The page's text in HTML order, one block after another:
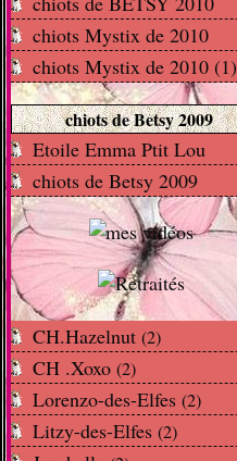
chiots Mystix de 2010
chiots Mystix de 2010 (1)
chiots de Betsy 2009
Etoile Emma Ptit Lou
chiots de Betsy 2009
CH.Hazelnut (2)
CH .Xoxo (2)
Lorenzo-des-Elfes (2)
Litzy-des-Elfes (2)